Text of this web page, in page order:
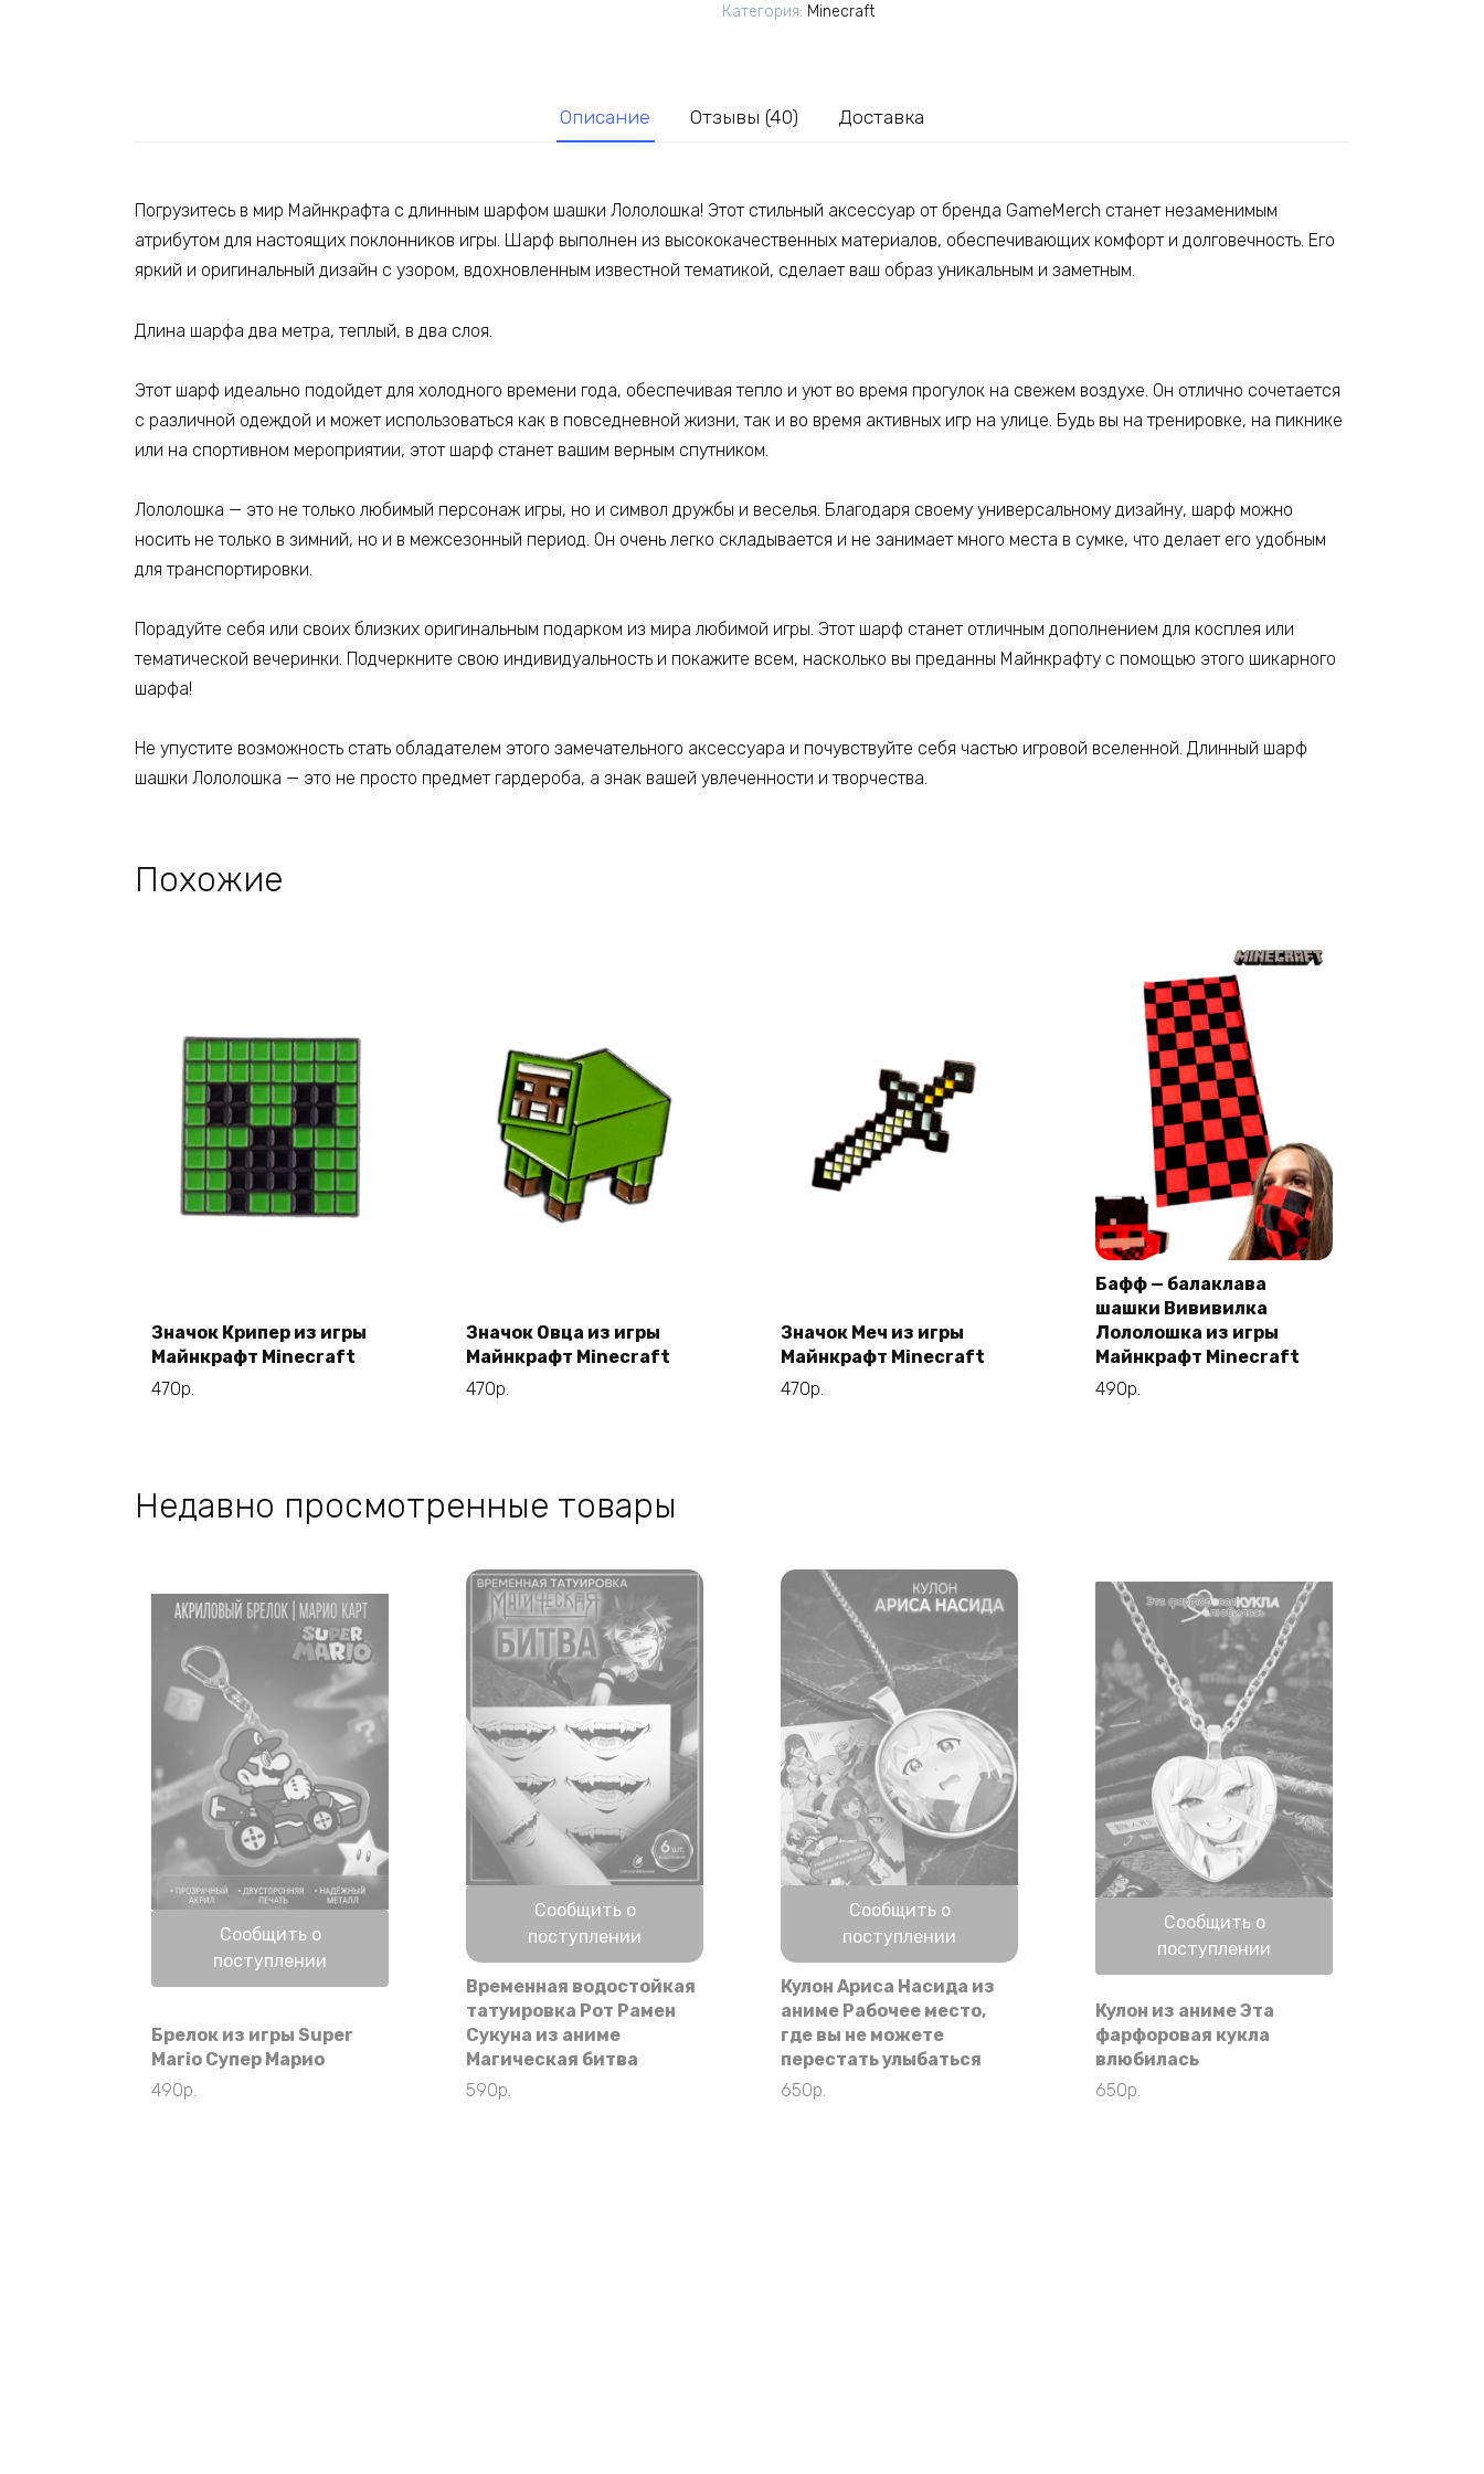
Minecraft
Категория: Minecraft
Описание Отзывы (40) Доставка
Погрузитесь в мир Майнкрафта с длинным шарфом шашки Лололошка! Этот стильный аксессуар от бренда GameMerch станет незаменимым
атрибутом для настоящих поклонников игры. Шарф выполнен из высококачественных материалов, обеспечивающих комфорт и долговечность. Его
яркий и оригинальный дизайн с узором, вдохновленным известной тематикой, сделает ваш образ уникальным и заметным.
Длина шарфа два метра, теплый, в два слоя.
Этот шарф идеально подойдет для холодного времени года, обеспечивая тепло и уют во время прогулок на свежем воздухе. Он отлично сочетается
с различной одеждой и может использоваться как в повседневной жизни, так и во время активных игр на улице. Будь вы на тренировке, на пикнике
или на спортивном мероприятии, этот шарф станет вашим верным спутником.
Лололошка — это не только любимый персонаж игры, но и символ дружбы и веселья. Благодаря своему универсальному дизайну, шарф можно
носить не только в зимний, но и в межсезонный период. Он очень легко складывается и не занимает много места в сумке, что делает его удобным
для транспортировки.
Порадуйте себя или своих близких оригинальным подарком из мира любимой игры. Этот шарф станет отличным дополнением для косплея или
тематической вечеринки. Подчеркните свою индивидуальность и покажите всем, насколько вы преданны Майнкрафту с помощью этого шикарного
шарфа!
Не упустите возможность стать обладателем этого замечательного аксессуара и почувствуйте себя частью игровой вселенной. Длинный шарф
шашки Лололошка — это не просто предмет гардероба, а знак вашей увлеченности и творчества.
Похожие
В корзину
Значок Крипер из игры
Майнкрафт Minecraft
470р.
В корзину
Значок Овца из игры
Майнкрафт Minecraft
470р.
В корзину
Значок Меч из игры
Майнкрафт Minecraft
470р.
В корзину
Бафф — балаклава
шашки Вививилка
Лололошка из игры
Майнкрафт Minecraft
490р.
Недавно просмотренные товары
Нет в наличии
Сообщить о
поступлении
Брелок из игры Super
Mario Супер Марио
490р.
Нет в наличии
Сообщить о
поступлении
Временная водостойкая
татуировка Рот Рамен
Сукуна из аниме
Магическая битва
590р.
Нет в наличии
Сообщить о
поступлении
Кулон Ариса Насида из
аниме Рабочее место,
где вы не можете
перестать улыбаться
650р.
Нет в наличии
Сообщить о
поступлении
Кулон из аниме Эта
фарфоровая кукла
влюбилась
650р.